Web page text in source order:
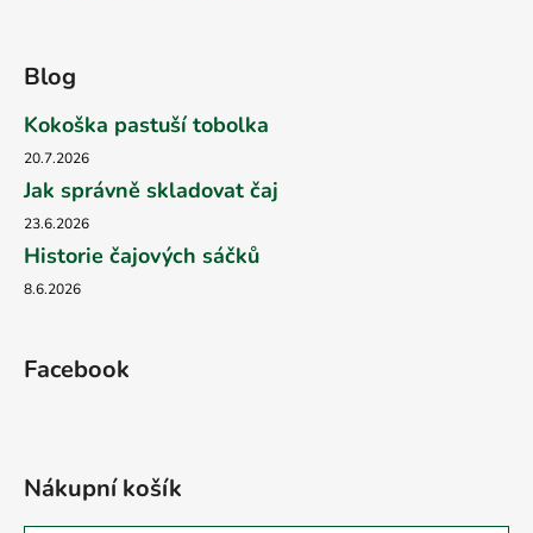
Blog
Kokoška pastuší tobolka
20.7.2026
Jak správně skladovat čaj
23.6.2026
Historie čajových sáčků
8.6.2026
Facebook
Nákupní košík